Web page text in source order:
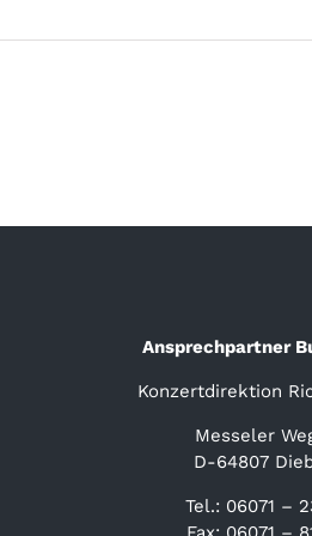
Ansprechpartner
Konzertdirektion
Messeler
D-64807
Tel.: 06071 –